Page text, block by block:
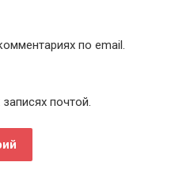
по email.
почтой.